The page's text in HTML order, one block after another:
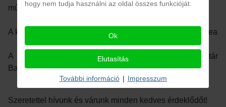
művészettörténész
A kiállítás kurátorai: Dosztály Anna és Nemesné Kis Tímea
A rendezvény helyszíne: a Főegyházmegyei Könyvtár
Barokk terme (Eger, Eszterházy tér 1., I. emelet 223.)
Szeretettel hívunk és várunk minden kedves érdeklődőt!
hogy nem tudja használni az oldal összes funkcióját.
Ok
Elutasítás
További információ | Impresszum